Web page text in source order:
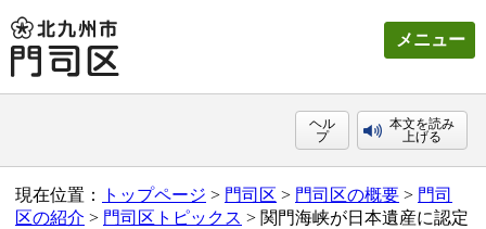
メニュー
ヘル
プ
本文を読み
上げる
現在位置： トップページ > 門司区 > 門司区の概要 > 門司
区の紹介 > 門司区トピックス > 関門海峡が日本遺産に認定